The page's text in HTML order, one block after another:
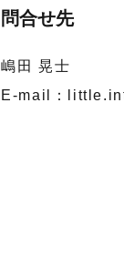
問合せ先
嶋田 晃士
E-mail：